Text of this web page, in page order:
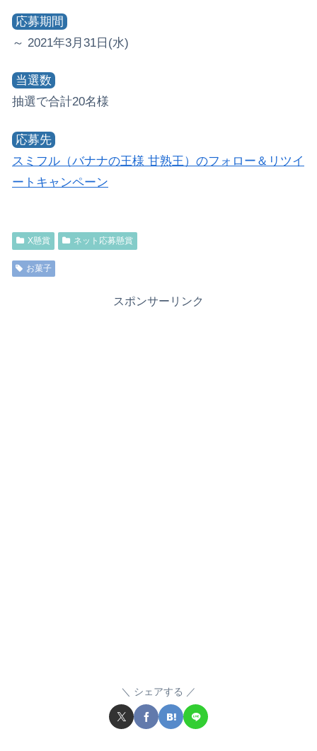
応募期間
～ 2021年3月31日(水)
当選数
抽選で合計20名様
応募先
スミフル（バナナの王様 甘熟王）のフォロー＆リツイ
ートキャンペーン
X懸賞 ネット応募懸賞
お菓子
スポンサーリンク
シェアする